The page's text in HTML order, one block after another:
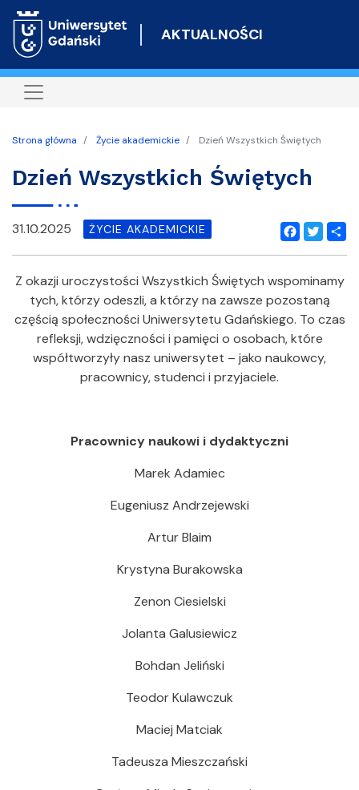
do
AKTUALNOŚCI
Strona główna Życie akademickie Dzień Wszystkich Świętych
Dzień Wszystkich Świętych
Facebook
Twitter
31.10.2025 ŻYCIE AKADEMICKIE
Z okazji uroczystości Wszystkich Świętych wspominamy
tych, którzy odeszli, a którzy na zawsze pozostaną
częścią społeczności Uniwersytetu Gdańskiego. To czas
refleksji, wdzięczności i pamięci o osobach, które
współtworzyły nasz uniwersytet – jako naukowcy,
pracownicy, studenci i przyjaciele.
Pracownicy naukowi i dydaktyczni
Marek Adamiec
Eugeniusz Andrzejewski
Artur Blaim
Krystyna Burakowska
Zenon Ciesielski
Jolanta Galusiewicz
Bohdan Jeliński
Teodor Kulawczuk
Maciej Matciak
Tadeusza Mieszczański